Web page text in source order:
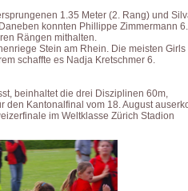
1.35 Meter (2. Rang) und
konnten Phillippe Zimmermann 6.
Rängen mithalten.
Stein am Rhein. Die meisten Girls
schaffte es Nadja Kretschmer 6.
beinhaltet die drei Disziplinen 60m,
den Kantonalfinal vom 18. August
im Weltklasse Zürich Stadion